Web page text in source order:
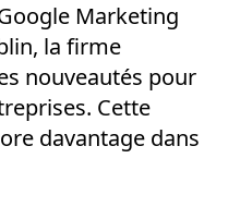
Marketing
la firme
nouveautés pour
Cette
davantage dans